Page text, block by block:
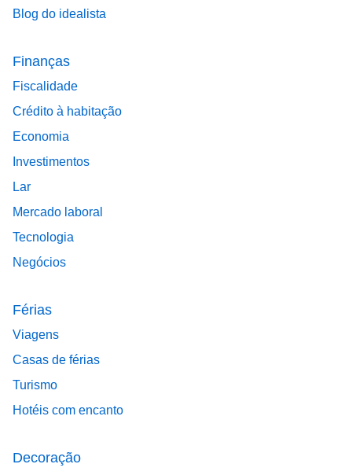
Blog do idealista
Finanças
Fiscalidade
Crédito à habitação
Economia
Investimentos
Lar
Mercado laboral
Tecnologia
Negócios
Férias
Viagens
Casas de férias
Turismo
Hotéis com encanto
Decoração